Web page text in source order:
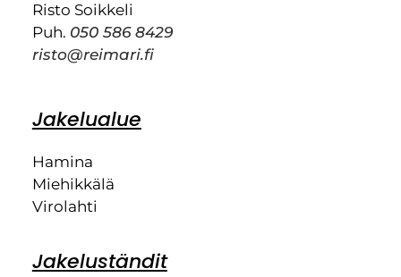
Risto Soikkeli
Puh. 050 586 8429
risto@reimari.fi
Jakelualue
Hamina
Miehikkälä
Virolahti
Jakeluständit